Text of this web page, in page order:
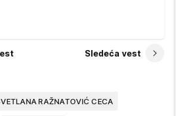
Sledeća vest
RAŽNATOVIĆ CECA